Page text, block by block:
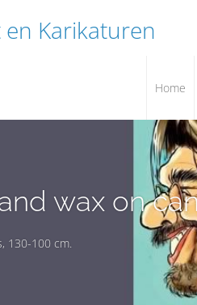
Karikaturen
Home
wax on
130-100 cm.